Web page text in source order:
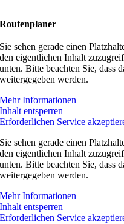
Routenplaner
Sie sehen gerade einen
den eigentlichen Inhalt
unten. Bitte beachten Sie, dass
weitergegeben werden.
Mehr Informationen
Inhalt entsperren
Erforderlichen Service
Sie sehen gerade einen
den eigentlichen Inhalt
unten. Bitte beachten Sie, dass
weitergegeben werden.
Mehr Informationen
Inhalt entsperren
Erforderlichen Service